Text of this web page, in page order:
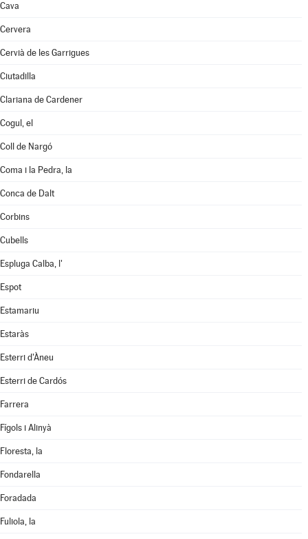
Cava
Cervera
Cervià de les Garrigues
Ciutadilla
Clariana de Cardener
Cogul, el
Coll de Nargó
Coma i la Pedra, la
Conca de Dalt
Corbins
Cubells
Espluga Calba, l'
Espot
Estamariu
Estaràs
Esterri d'Àneu
Esterri de Cardós
Farrera
Fígols i Alinyà
Floresta, la
Fondarella
Foradada
Fuliola, la